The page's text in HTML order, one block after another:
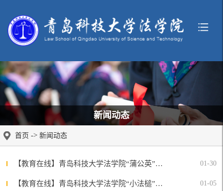
新闻动态
首页 -> 新闻动态
【教育在线】青岛科技大学法学院“蒲公英”校园普法服务项目——普法点对点 解困实打实 01-30
【教育在线】青岛科技大学法学院“小法槌”就业服务项目：敲开就业门 01-05